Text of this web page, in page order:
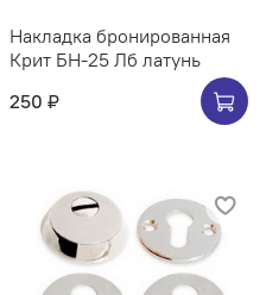
Накладка бронированная
Крит БН-25 Лб латунь
250 ₽